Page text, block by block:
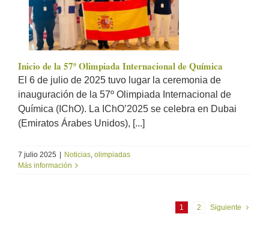
Inicio de la 57º Olimpiada Internacional de Química
El 6 de julio de 2025 tuvo lugar la ceremonia de
inauguración de la 57º Olimpiada Internacional de
Química (IChO). La IChO’2025 se celebra en Dubai
(Emiratos Árabes Unidos), [...]
7 julio 2025 | Noticias olimpiadas
Más información
1 2 Siguiente